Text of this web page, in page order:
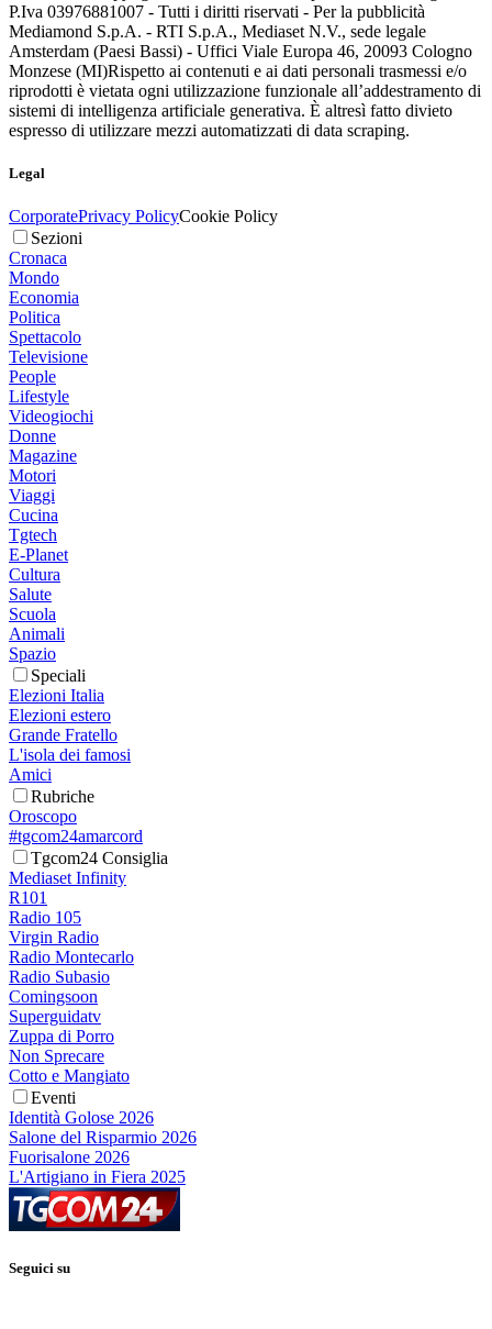
P.Iva 03976881007 - Tutti i diritti riservati - Per la pubblicità
Mediamond S.p.A. - RTI S.p.A., Mediaset N.V., sede legale
Amsterdam (Paesi Bassi) - Uffici Viale Europa 46, 20093 Cologno
Monzese (MI)Rispetto ai contenuti e ai dati personali trasmessi e/o
riprodotti è vietata ogni utilizzazione funzionale all’addestramento di
sistemi di intelligenza artificiale generativa. È altresì fatto divieto
espresso di utilizzare mezzi automatizzati di data scraping.
Legal
CorporatePrivacy PolicyCookie Policy
Sezioni
Cronaca
Mondo
Economia
Politica
Spettacolo
Televisione
People
Lifestyle
Videogiochi
Donne
Magazine
Motori
Viaggi
Cucina
Tgtech
E-Planet
Cultura
Salute
Scuola
Animali
Spazio
Speciali
Elezioni Italia
Elezioni estero
Grande Fratello
L'isola dei famosi
Amici
Rubriche
Oroscopo
#tgcom24amarcord
Tgcom24 Consiglia
Mediaset Infinity
R101
Radio 105
Virgin Radio
Radio Montecarlo
Radio Subasio
Comingsoon
Superguidatv
Zuppa di Porro
Non Sprecare
Cotto e Mangiato
Eventi
Identità Golose 2026
Salone del Risparmio 2026
Fuorisalone 2026
L'Artigiano in Fiera 2025
Seguici su